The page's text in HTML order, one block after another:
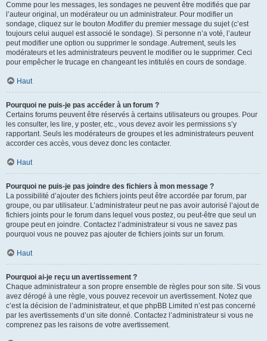
Comme pour les messages, les sondages ne peuvent être modifiés que par
l’auteur original, un modérateur ou un administrateur. Pour modifier un
sondage, cliquez sur le bouton Modifierdu premier message du sujet (c’est
toujours celui auquel est associé le sondage). Si personne n’a voté, l’auteur
peut modifier une option ou supprimer le sondage. Autrement, seuls les
modérateurs et les administrateurs peuvent le modifier ou le supprimer. Ceci
pour empêcher le trucage en changeant les intitulés en cours de sondage.
Haut
Pourquoi ne puis-je pas accéder à un forum ?
Certains forums peuvent être réservés à certains utilisateurs ou groupes. Pour
les consulter, les lire, y poster, etc., vous devez avoir les permissions s’y
rapportant. Seuls les modérateurs de groupes et les administrateurs peuvent
accorder ces accès, vous devez donc les contacter.
Haut
Pourquoi ne puis-je pas joindre des fichiers à mon message ?
La possibilité d’ajouter des fichiers joints peut être accordée par forum, par
groupe, ou par utilisateur. L’administrateur peut ne pas avoir autorisé l’ajout de
fichiers joints pour le forum dans lequel vous postez, ou peut-être que seul un
groupe peut en joindre. Contactez l’administrateur si vous ne savez pas
pourquoi vous ne pouvez pas ajouter de fichiers joints sur un forum.
Haut
Pourquoi ai-je reçu un avertissement ?
Chaque administrateur a son propre ensemble de règles pour son site. Si vous
avez dérogé à une règle, vous pouvez recevoir un avertissement. Notez que
c’est la décision de l’administrateur, et que phpBB Limited n’est pas concerné
par les avertissements d’un site donné. Contactez l’administrateur si vous ne
comprenez pas les raisons de votre avertissement.